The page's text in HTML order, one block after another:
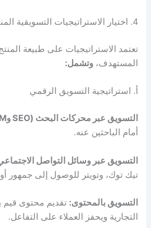
4. اختيار الاستراتيجيات التسويقية المناسبة
تعتمد الاستراتيجيات على طبيعة
المستهدف،وتشمل:
أ. استراتيجية التسويق الرقمي
التسويق عبر محركات البحث (SEO وSEM):
أمام الباحثين عنه.
التسويق عبر وسائل التواصل
تيك توك، وتويتر للوصول إلى جمهور
التسويق بالمحتوى: تقديم محتوى قيم
التجارية ويحفز العملاء على التفاعل.